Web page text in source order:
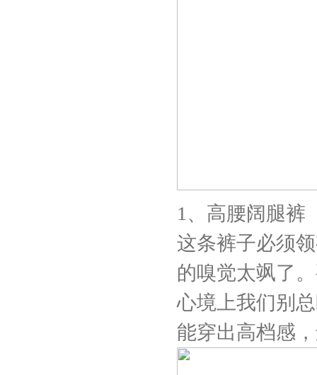
1、高腰阔腿裤
这条裤子必须
的嗅觉太飒了
心境上我们别
能穿出高档感